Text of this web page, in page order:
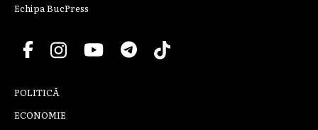
Echipa BucPress
POLITICĂ
ECONOMIE